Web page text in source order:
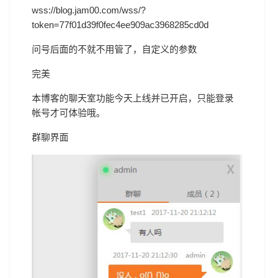
wss://blog.jam00.com/wss/?
token=77f01d39f0fec4ee909ac3968285cd0d
问号后面的不就不用管了，自定义的参数
完美
本博客的聊天室功能今天上线并已开启，只能登录
帐号才可体验哦。
群聊界面